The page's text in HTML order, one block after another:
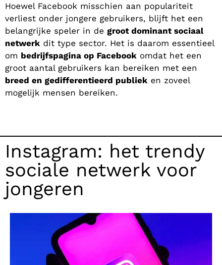
Hoewel Facebook misschien aan populariteit
verliest onder jongere gebruikers, blijft het een
belangrijke speler in de groot dominant sociaal
netwerk dit type sector. Het is daarom essentieel
om bedrijfspagina op Facebook omdat het een
groot aantal gebruikers kan bereiken met een
breed en gedifferentieerd publiek en zoveel
mogelijk mensen bereiken.
Instagram: het trendy
sociale netwerk voor
jongeren